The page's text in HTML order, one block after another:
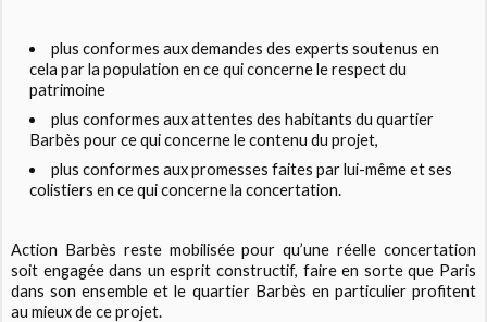
plus conformes aux demandes des experts soutenus en
cela par la population en ce qui concerne le respect du
patrimoine
plus conformes aux attentes des habitants du quartier
Barbès pour ce qui concerne le contenu du projet,
plus conformes aux promesses faites par lui-même et ses
colistiers en ce qui concerne la concertation.
Action Barbès reste mobilisée pour qu’une réelle concertation
soit engagée dans un esprit constructif, faire en sorte que Paris
dans son ensemble et le quartier Barbès en particulier profitent
au mieux de ce projet.